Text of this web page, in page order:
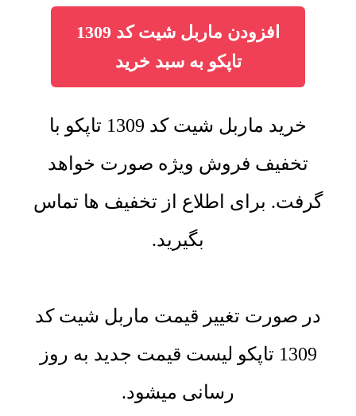
افزودن ماربل شیت کد 1309
تاپکو به سبد خرید
خرید ماربل شیت کد 1309 تاپکو با
تخفیف فروش ویژه صورت خواهد
گرفت. برای اطلاع از تخفیف ها تماس
بگیرید.
در صورت تغییر قیمت ماربل شیت کد
1309 تاپکو لیست قیمت جدید به روز
رسانی میشود.